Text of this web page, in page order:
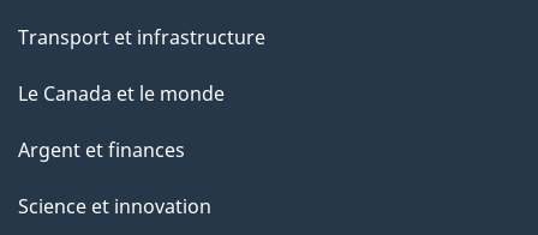
Transport et infrastructure
Le Canada et le monde
Argent et finances
Science et innovation